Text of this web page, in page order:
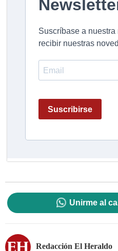
Unirme al
Redacción El Heraldo